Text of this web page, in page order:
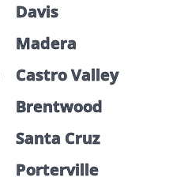
Davis
Madera
Castro Valley
Brentwood
Santa Cruz
Porterville